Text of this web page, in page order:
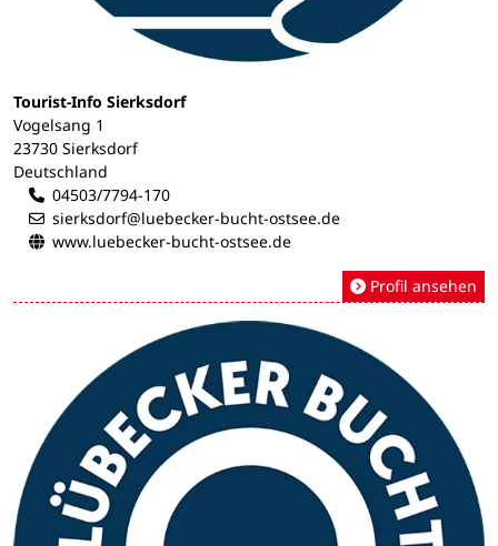
Tourist-Info Sierksdorf
Vogelsang 1
23730 Sierksdorf
Deutschland
04503/7794-170
sierksdorf@luebecker-bucht-ostsee.de
www.luebecker-bucht-ostsee.de
Profil ansehen